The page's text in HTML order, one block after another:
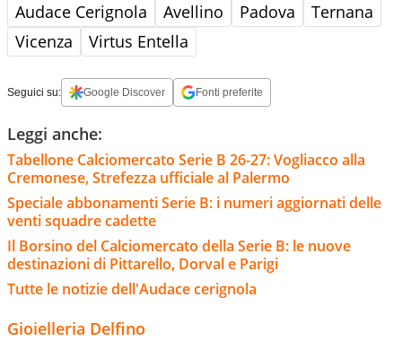
Audace Cerignola Avellino Padova
Ternana
Vicenza
Virtus Entella
Seguici su: Google Discover Fonti preferite
Leggi anche:
Tabellone Calciomercato Serie B 26-27: Vogliacco alla
Cremonese, Strefezza ufficiale al Palermo
Speciale abbonamenti Serie B: i numeri aggiornati delle
venti squadre cadette
Il Borsino del Calciomercato della Serie B: le nuove
destinazioni di Pittarello, Dorval e Parigi
Tutte le notizie dell'Audace cerignola
Gioielleria Delfino